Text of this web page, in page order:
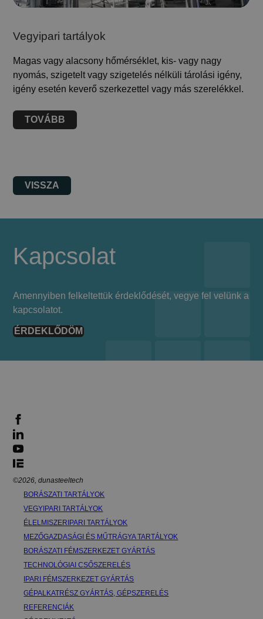
Vegyipari tartályok
Magas vagy alacsony hőmérséklet, kis- vagy nagy
nyomás, szigetelt vagy szigetelés nélküli tárolási igény,
igény esetén keverő szerkezettel vagy más szerelékkel.
TOVÁBB
VISSZA
Kapcsolat
Amennyiben felkeltettük érdeklődését, vegye fel velünk a
kapcsolatot.
ÉRDEKLŐDÖM
©2026, dunasteeltech
BORÁSZATI TARTÁLYOK
VEGYIPARI TARTÁLYOK
ÉLELMISZERIPARI TARTÁLYOK
MEZŐGAZDASÁGI ÉS MŰTRÁGYA TARTÁLYOK
BORÁSZATI FÉMSZERKEZET GYÁRTÁS
TECHNOLÓGIAI CSŐSZERELÉS
IPARI FÉMSZERKEZET GYÁRTÁS
GÉPALKATRÉSZ GYÁRTÁS, GÉPSZERELÉS
REFERENCIÁK